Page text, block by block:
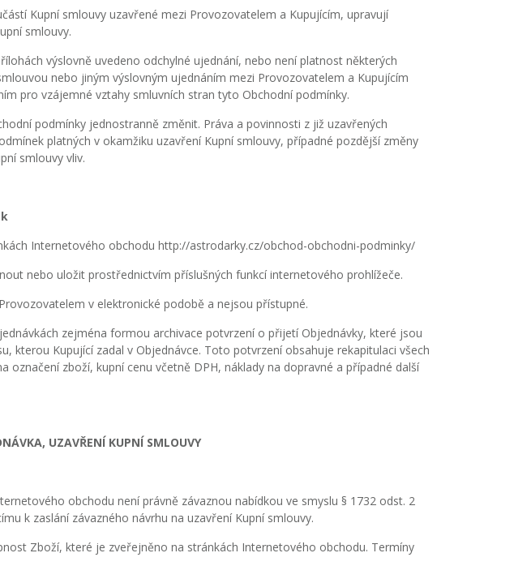
Kupní smlouvy uzavřené mezi Provozovatelem a Kupujícím, upravují
smlouvy.
výslovně uvedeno odchylné ujednání, nebo není platnost některých
nebo jiným výslovným ujednáním mezi Provozovatelem a Kupujícím
pro vzájemné vztahy smluvních stran tyto Obchodní podmínky.
podmínky jednostranně změnit. Práva a povinnosti z již uzavřených
platných v okamžiku uzavření Kupní smlouvy, případné pozdější změny
smlouvy vliv.
Internetového obchodu http://astrodarky.cz/obchod-obchodni-podminky/
nebo uložit prostřednictvím příslušných funkcí internetového prohlížeče.
v elektronické podobě a nejsou přístupné.
zejména formou archivace potvrzení o přijetí Objednávky, které jsou
kterou Kupující zadal v Objednávce. Toto potvrzení obsahuje rekapitulaci všech
označení zboží, kupní cenu včetně DPH, náklady na dopravné a případné další
UZAVŘENÍ KUPNÍ SMLOUVY
obchodu není právně závaznou nabídkou ve smyslu § 1732 odst. 2
k zaslání závazného návrhu na uzavření Kupní smlouvy.
Zboží, které je zveřejněno na stránkách Internetového obchodu. Termíny